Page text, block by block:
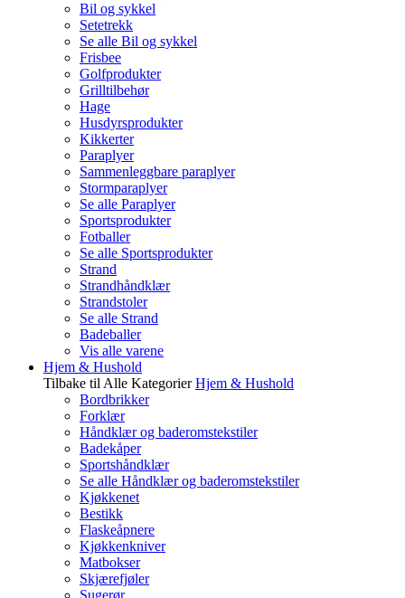
Bil og sykkel
Setetrekk
Se alle Bil og sykkel
Frisbee
Golfprodukter
Grilltilbehør
Hage
Husdyrsprodukter
Kikkerter
Paraplyer
Sammenleggbare paraplyer
Stormparaplyer
Se alle Paraplyer
Sportsprodukter
Fotballer
Se alle Sportsprodukter
Strand
Strandhåndklær
Strandstoler
Se alle Strand
Badeballer
Vis alle varene
Hjem & Hushold
Tilbake til Alle Kategorier Hjem & Hushold
Bordbrikker
Forklær
Håndklær og baderomstekstiler
Badekåper
Sportshåndklær
Se alle Håndklær og baderomstekstiler
Kjøkkenet
Bestikk
Flaskeåpnere
Kjøkkenkniver
Matbokser
Skjærefjøler
Sugerør